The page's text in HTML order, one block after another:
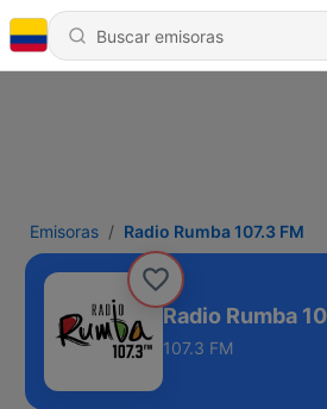
Emisoras Radio Rumba 107.3 FM
Radio Rumba
107.3 FM